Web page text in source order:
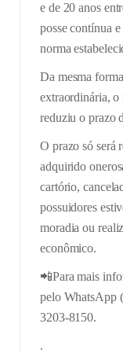
e de 20 anos
posse contínua
norma
Da mesma
extraordinária,
reduziu o prazo
O prazo só será
adquirido
cartório,
possuidores
moradia ou
econômico.
📲Para mais
pelo WhatsApp
3203-8150.
.